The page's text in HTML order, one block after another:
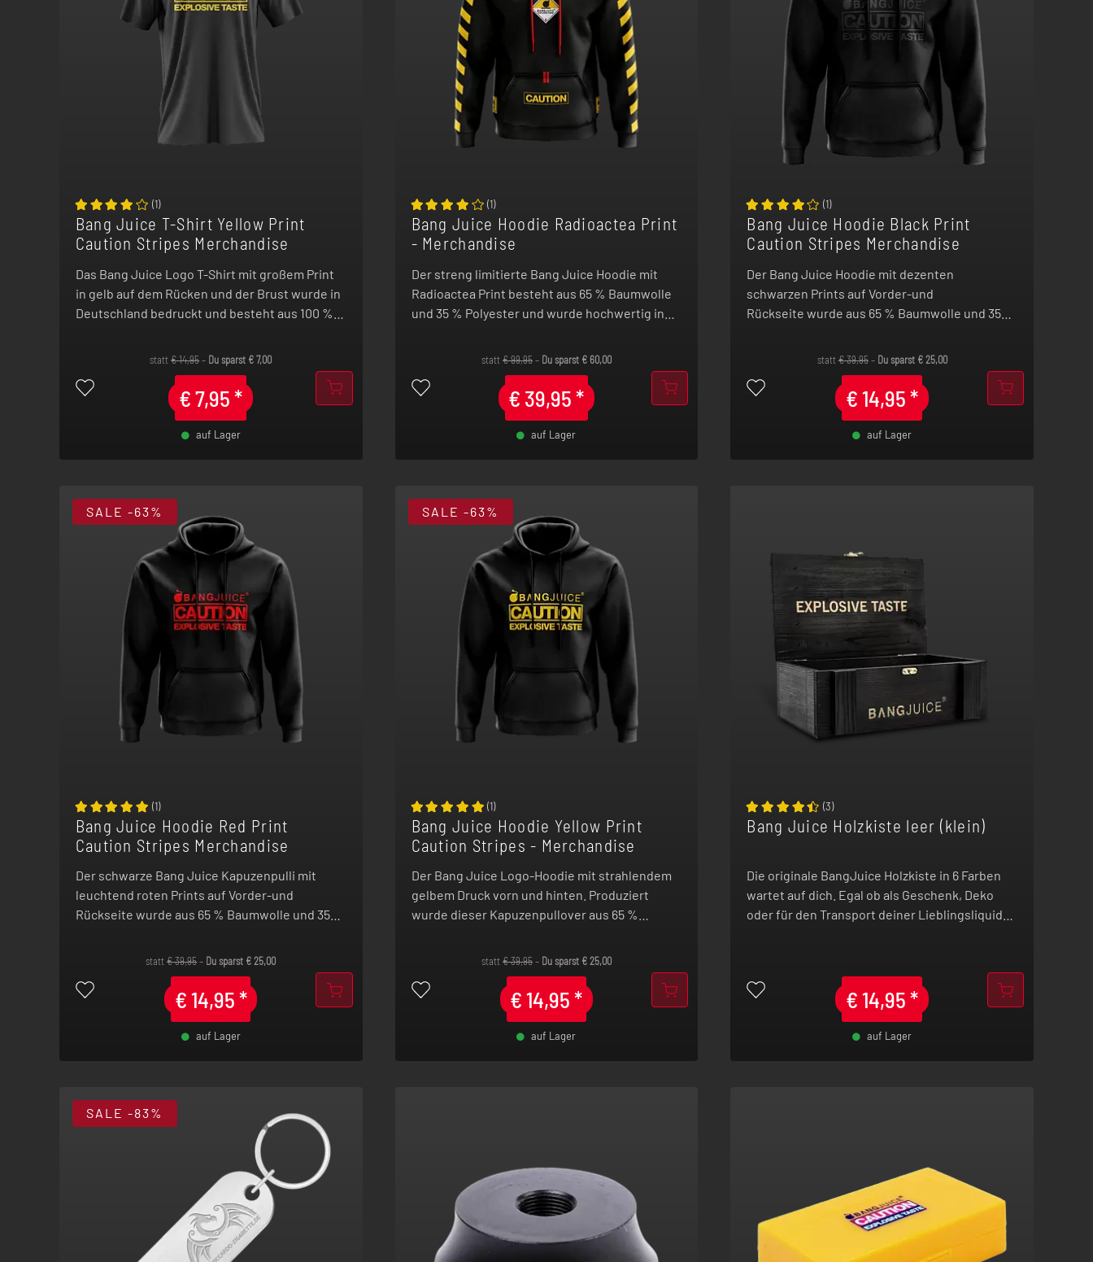
statt€14,95– Du sparst €7,00
€7,95*
auf Lager
(1)
Bang Juice T-Shirt Yellow Print
Caution Stripes Merchandise
Das Bang Juice Logo T-Shirt mit großem Print
in gelb auf dem Rücken und der Brust wurde in
Deutschland bedruckt und besteht aus 100 %
statt€99,95– Du sparst € 60,00
€ 39,95*
auf Lager
(1)
Bang Juice Hoodie Radioactea Print
- Merchandise
Der streng limitierte Bang Juice Hoodie mit
Radioactea Print besteht aus 65 % Baumwolle
und 35 % Polyester und wurde hochwertig in
statt€39,95 – Du sparst € 25,00
€14,95*
auf Lager
(1)
Bang Juice Hoodie Black Print
Caution Stripes Merchandise
Der Bang Juice Hoodie mit dezenten
schwarzen Prints auf Vorder-und
Rückseite wurde aus 65 % Baumwolle und 35%
statt€39,95– Du sparst €25,00
€14,95*
auf Lager
(1)
Bang Juice Hoodie Red Print
Caution Stripes Merchandise
Der schwarze Bang Juice Kapuzenpulli mit
leuchtend roten Prints auf Vorder-und
Rückseite wurde aus 65 % Baumwolle und 35%
SALE -63%
statt€39,95– Du sparst €25,00
€ 14,95*
auf Lager
(1)
Bang Juice Hoodie Yellow Print
Caution Stripes - Merchandise
Der Bang Juice Logo-Hoodie mit strahlendem
gelbem Druck vorn und hinten. Produziert
wurde dieser Kapuzenpullover aus 65 %
bedruckt in Deutschland.
SALE -63%
€14,95*
auf Lager
(3)
Bang Juice Holzkiste leer (klein)
Die originale BangJuice Holzkiste in 6 Farben
wartet auf dich. Egal ob als Geschenk, Deko
oder für den Transport deiner Lieblingsliquids,
SALE -83%